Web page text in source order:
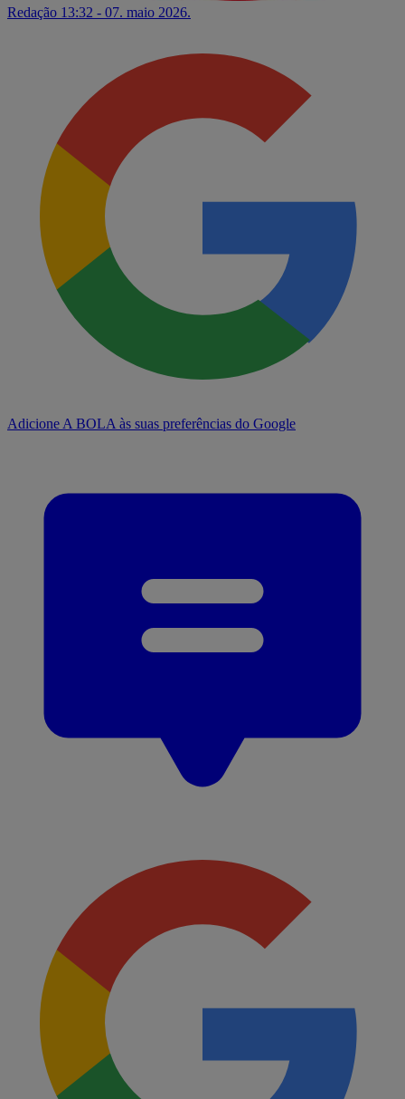
Redação 13:32 - 07. maio 2026.
Adicione A BOLA às suas preferências do Google